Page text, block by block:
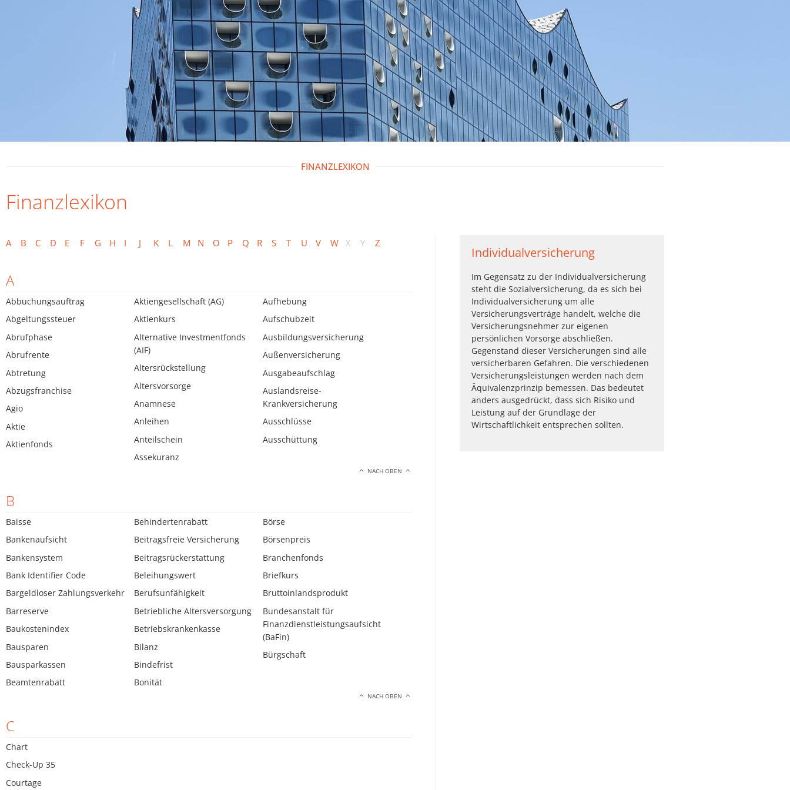
FINANZLEXIKON
Finanzlexikon
A B C D E F G H I J K L M N O P Q R S T U V W X Y Z
A
Abbuchungsauftrag
Abgeltungssteuer
Abrufphase
Abrufrente
Abtretung
Abzugsfranchise
Agio
Aktie
Aktienfonds
Aktiengesellschaft (AG)
Aktienkurs
Alternative Investmentfonds
(AIF)
Altersrückstellung
Altersvorsorge
Anamnese
Anleihen
Anteilschein
Assekuranz
Aufhebung
Aufschubzeit
Ausbildungsversicherung
Außenversicherung
Ausgabeaufschlag
Auslandsreise-
Krankversicherung
Ausschlüsse
Ausschüttung
NACH OBEN
B
Baisse
Bankenaufsicht
Bankensystem
Bank Identifier Code
Bargeldloser Zahlungsverkehr
Barreserve
Baukostenindex
Bausparen
Bausparkassen
Beamtenrabatt
Behindertenrabatt
Beitragsfreie Versicherung
Beitragsrückerstattung
Beleihungswert
Berufsunfähigkeit
Betriebliche Altersversorgung
Betriebskrankenkasse
Bilanz
Bindefrist
Bonität
Börse
Börsenpreis
Branchenfonds
Briefkurs
Bruttoinlandsprodukt
Bundesanstalt für
Finanzdienstleistungsaufsicht
(BaFin)
Bürgschaft
NACH OBEN
C
Chart
Check-Up 35
Courtage
Individualversicherung
Im Gegensatz zu der Individualversicherung
steht die Sozialversicherung, da es sich bei
Individualversicherung um alle
Versicherungsverträge handelt, welche die
Versicherungsnehmer zur eigenen
persönlichen Vorsorge abschließen.
Gegenstand dieser Versicherungen sind alle
versicherbaren Gefahren. Die verschiedenen
Versicherungsleistungen werden nach dem
Äquivalenzprinzip bemessen. Das bedeutet
anders ausgedrückt, dass sich Risiko und
Leistung auf der Grundlage der
Wirtschaftlichkeit entsprechen sollten.